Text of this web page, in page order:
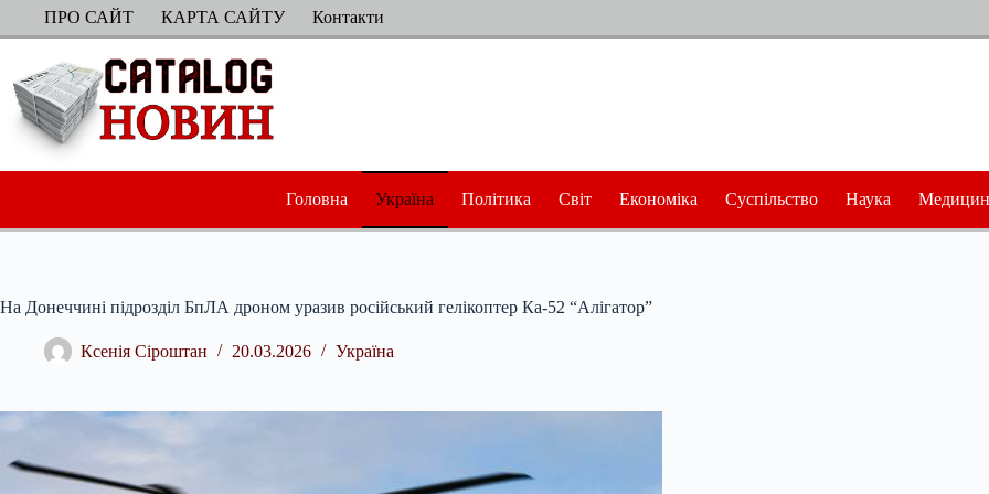
ПерейтиПРО САЙТ КАРТА САЙТУ Контакти
Головна Україна Політика Світ Економіка Суспільство Наука
На Донеччині підрозділ БпЛА дроном уразив російський гелікоптер Ка-52 “Алігатор”
Ксенія Сіроштан 20.03.2026 Україна